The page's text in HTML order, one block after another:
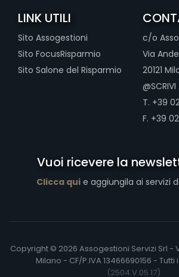
LINK UTILI
Sito Assogestioni
Sito FocusRisparmio
Sito Salone del Risparmio
c/o
Via
20121
@SCRIVI
T. +39
F. +39
Vuoi ricevere la
Clicca qui e aggiungila ai servizi
Copyright © 2026 Assogestioni Servizi Srl -
Milano - CF/P.IVA 13466690156 -
(2504.V.05.17)